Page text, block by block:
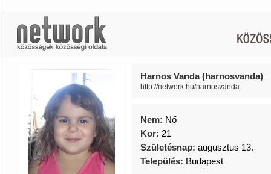
Harnos Vanda (harnosvanda)
http://network.hu/harnosvanda
Nem: Nő
Kor: 21
Születésnap: augusztus 13.
Település: Budapest